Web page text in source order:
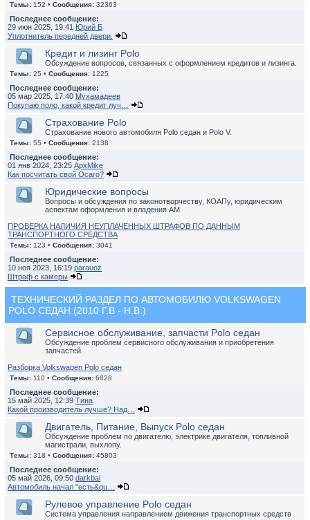
Темы: 152 • Сообщения: 32363
Последнее сообщение:
29 июн 2025, 19:41 Юрий Б
Уплотнитель передней двери.
Кредит и лизинг Polo
Обсуждение вопросов, связанных с оформлением кредитов и лизинга.
Темы: 25 • Сообщения: 1225
Последнее сообщение:
05 мар 2025, 17:40 Мухамадеев
Покупаю поло, какой кредит луч…
Страхование Polo
Страхование нового автомобиля Polo седан и Polo V.
Темы: 55 • Сообщения: 2138
Последнее сообщение:
01 янв 2024, 23:25 ApxMike
Как посчитать свой Осаго?
Юридические вопросы
Вопросы и обсуждения по законотворчеству, КОАПу, юридическим
аспектам оформления и владения АМ.
ПРОВЕРКА НАЛИЧИЯ НЕУПЛАЧЕННЫХ ШТРАФОВ ПО ДАННЫМ
ТРАНСПОРТНОГО СРЕДСТВА
Темы: 123 • Сообщения: 3041
Последнее сообщение:
10 ноя 2023, 16:19 parauoz
Штраф с камеры
ТЕХНИЧЕСКИЙ РАЗДЕЛ ПО АВТОМОБИЛЮ VOLKSWAGEN
POLO СЕДАН (2010 Г.В - Н.В.)
Сервисное обслуживание, запчасти Polo седан
Обсуждение проблем сервисного обслуживания и приобретения
запчастей.
Разборка Volkswagen Polo седан
Темы: 110 • Сообщения: 6828
Последнее сообщение:
15 май 2025, 12:39 Тина
Какой производитель лучше? Над…
Двигатель, Питание, Выпуск Polo седан
Обсуждение проблем по двигателю, электрике двигателя, топливной
магистрали, выхлопу.
Темы: 318 • Сообщения: 45803
Последнее сообщение:
05 май 2026, 09:50 darkbai
Автомобиль начал "есть&qu…
Рулевое управление Polo седан
Система управления направлением движения транспортных средств